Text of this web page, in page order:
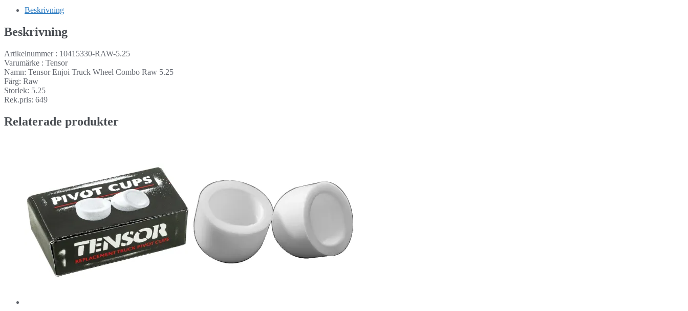
Beskrivning
Beskrivning
Artikelnummer : 10415330-RAW-5.25
Varumärke : Tensor
Namn: Tensor Enjoi Truck Wheel Combo Raw 5.25
Färg: Raw
Storlek: 5.25
Rek.pris: 649
Relaterade produkter